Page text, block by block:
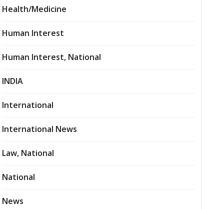
Health/Medicine
Human Interest
Human Interest, National
INDIA
International
International News
Law, National
National
News